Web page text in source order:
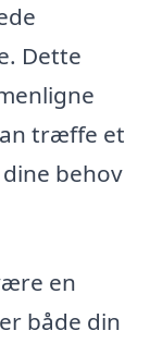
Dette
træffe et
behov
en
både din